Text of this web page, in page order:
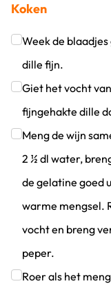
Klik om dit
Koken
Week de
dille fijn.
Klik om dit
Giet het vocht
fijngehakte dille
Klik om dit
Meng de wijn
2 ½ dl water,
de gelatine goed
warme mengsel.
vocht en breng
peper.
Klik om dit
Roer als het